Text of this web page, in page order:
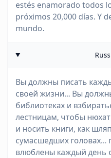
estés enamorado todos
próximos 20,000 días. Y
mundo.
Вы должны писать
своей жизни... Вы
библиотеках и
лестницам, чтобы
и носить книги, как
сумасшедших головах...
влюблены каждый день